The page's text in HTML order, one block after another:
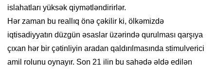
islahatları yüksək qiymətləndirirlər.
Hər zaman bu reallıq önə çəkilir ki, ölkəmizdə
iqtisadiyyatın düzgün əsaslar üzərində qurulması qarşıya
çıxan hər bir çətinliyin aradan qaldırılmasında stimulverici
amil rolunu oynayır. Son 21 ilin bu sahədə əldə edilən